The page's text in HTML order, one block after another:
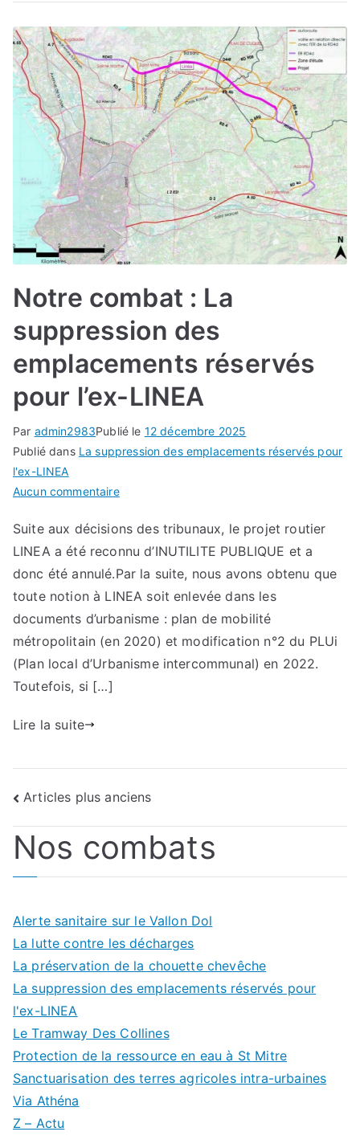
Notre combat : La
suppression des
emplacements réservés
pour l’ex-LINEA
Par admin2983Publié le 12 décembre 2025
Publié dans La suppression des emplacements réservés pour
l'ex-LINEA
Aucun commentairesur
combat
:
La
suppression
des
emplacements
réservés
pour
Suite aux décisions des tribunaux, le projet routier
LINEA a été reconnu d’INUTILITE PUBLIQUE et a
donc été annulé.Par la suite, nous avons obtenu que
toute notion à LINEA soit enlevée dans les
documents d’urbanisme : plan de mobilité
métropolitain (en 2020) et modification n°2 du PLUi
(Plan local d’Urbanisme intercommunal) en 2022.
Toutefois, si […]
Lire la suite
Navigation
des
articles
Articles plus anciens
Nos combats
Alerte sanitaire sur le Vallon Dol
La lutte contre les décharges
La préservation de la chouette chevêche
La suppression des emplacements réservés pour
l'ex-LINEA
Le Tramway Des Collines
Protection de la ressource en eau à St Mitre
Sanctuarisation des terres agricoles intra-urbaines
Via Athéna
Z – Actu